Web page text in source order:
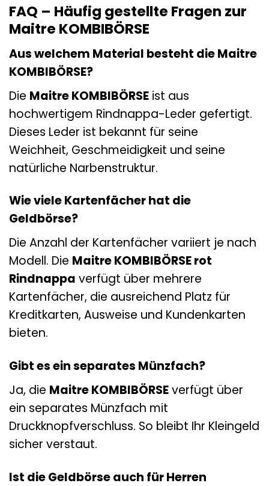
FAQ – Häufig gestellte Fragen zur
Maitre KOMBIBÖRSE
Aus welchem Material besteht die Maitre
KOMBIBÖRSE?
Die Maitre KOMBIBÖRSE ist aus
hochwertigem Rindnappa-Leder gefertigt.
Dieses Leder ist bekannt für seine
Weichheit, Geschmeidigkeit und seine
natürliche Narbenstruktur.
Wie viele Kartenfächer hat die
Geldbörse?
Die Anzahl der Kartenfächer variiert je nach
Modell. Die Maitre KOMBIBÖRSE rot
Rindnappa verfügt über mehrere
Kartenfächer, die ausreichend Platz für
Kreditkarten, Ausweise und Kundenkarten
bieten.
Gibt es ein separates Münzfach?
Ja, die Maitre KOMBIBÖRSEverfügt über
ein separates Münzfach mit
Druckknopfverschluss. So bleibt Ihr Kleingeld
sicher verstaut.
Ist die Geldbörse auch für Herren